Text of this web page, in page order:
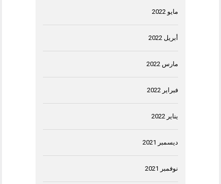
مايو 2022
أبريل 2022
مارس 2022
فبراير 2022
يناير 2022
ديسمبر 2021
نوفمبر 2021